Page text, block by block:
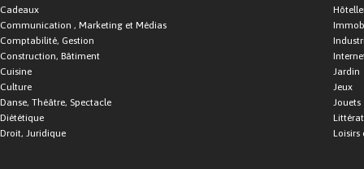
Cadeaux
Communication , Marketing et Médias
Comptabilité, Gestion
Construction, Bâtiment
Cuisine
Culture
Danse, Théâtre, Spectacle
Diététique
Droit, Juridique
Jardin
Jeux
Jouets
Loisirs